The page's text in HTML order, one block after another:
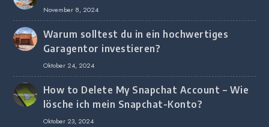
November 8, 2024
Warum solltest du in ein hochwertiges
Garagentor investieren?
Oktober 24, 2024
How to Delete My Snapchat Account – Wie
lösche ich mein Snapchat-Konto?
Oktober 23, 2024